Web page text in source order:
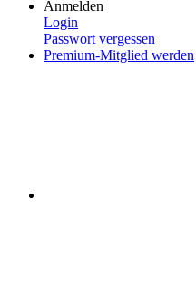
Anmelden
Login
Passwort vergessen
Premium-Mitglied werden